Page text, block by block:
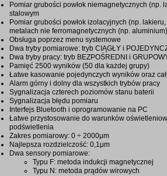
Pomiar grubości powłok niemagnetycznych (np.
stalowym
Pomiar grubości powłok izolacyjnych (np.
metalach nie ferromagnetycznych (np. aluminium)
Obsługa poprzez menu systemowe
Dwa tryby pomiarowe: tryb CIĄGŁY i
Dwa tryby pracy: tryb BEZPOŚREDNI i
Pamięć 2500 wyników (50 dla każdej grupy)
Łatwe kasowanie pojedynczych wyników oraz
Alarm górny i dolny dla wszystkich trybów pracy
Sygnalizacja czterech poziomów stanu baterii
Sygnalizacja błędu pomiaru
Interfejs Bluetooth i oprogramowanie na PC
Łatwe przystosowanie do warunków
podświetlenia
Zakres pomiarowy: 0 ÷ 2000μm
Najlepsza rozdzielczość: 0,1μm
Dwa sensory pomiarowe:
Typu F: metoda indukcji magnetycznej
Typu N: metoda prądów wirowych